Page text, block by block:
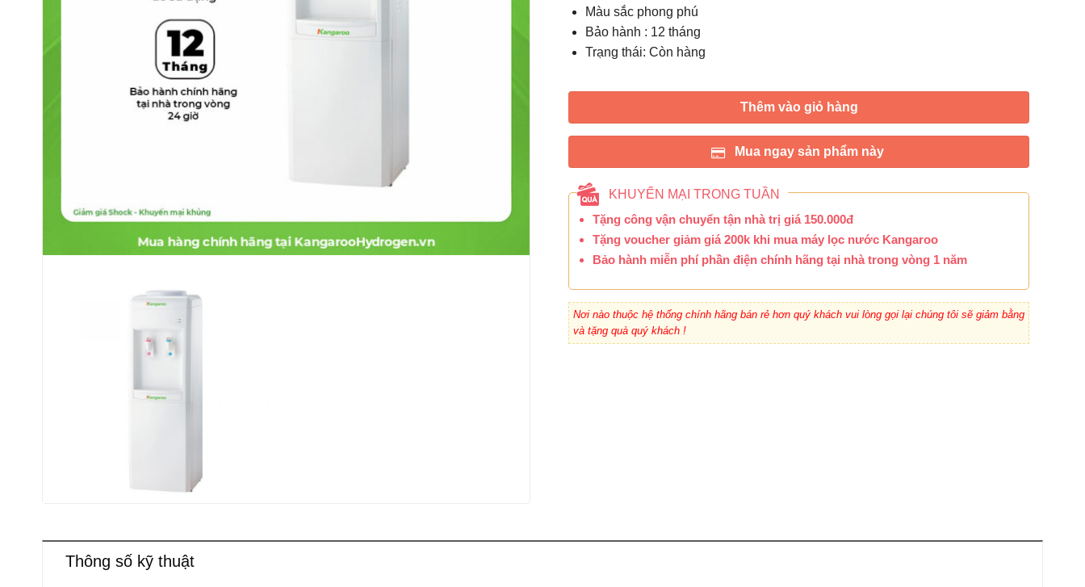
Màu sắc phong phú
Bảo hành : 12 tháng
Trạng thái: Còn hàng
Thêm vào giỏ hàng
Mua ngay sản phẩm này
KHUYẾN MẠI TRONG TUẦN
Tặng công vận chuyển tận nhà trị giá 150.000đ
Tặng voucher giảm giá 200k khi mua máy lọc nước Kangaroo
Bảo hành miễn phí phần điện chính hãng tại nhà trong vòng 1 năm
Nơi nào thuộc hệ thống chính hãng bán rẻ hơn quý khách vui lòng gọi lại chúng tôi sẽ giảm bằng
và tặng quà quý khách !
Thông số kỹ thuật